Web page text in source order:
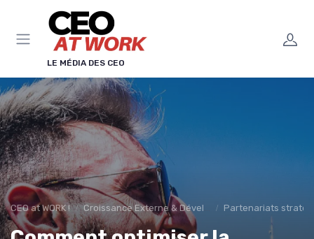
LE MÉDIA DES CEO
CEO at WORK ! Croissance Externe & Développement Partenariats
Panneau de gestion des cookies